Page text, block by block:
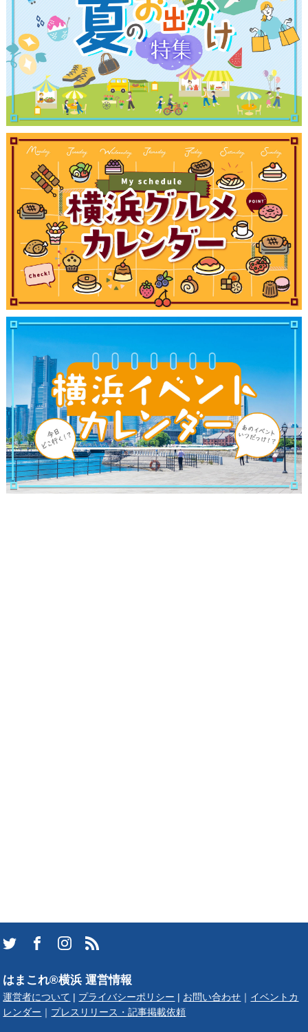
観光ガイド
ランキング
ブログ記事
サイトについて
はまこれ®横浜 運営情報
運営者について プライバシーポリシー お問い合わせ
イベントカ
レンダー
プレスリリース・記事掲載依頼